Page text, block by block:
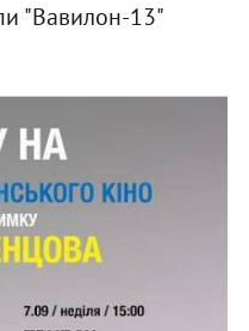
"Вавилон-13"